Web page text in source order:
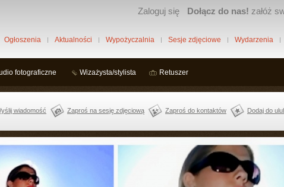
Zaloguj się Dołącz do nas! załóż
Ogłoszenia Aktualności Wypożyczalnia Sesje zdjęciowe Wydarzenia
fotograficzne Wizażysta/stylista Retuszer
wiadomość Zaproś na sesję zdjęciową Zaproś do kontaktów Dodaj do